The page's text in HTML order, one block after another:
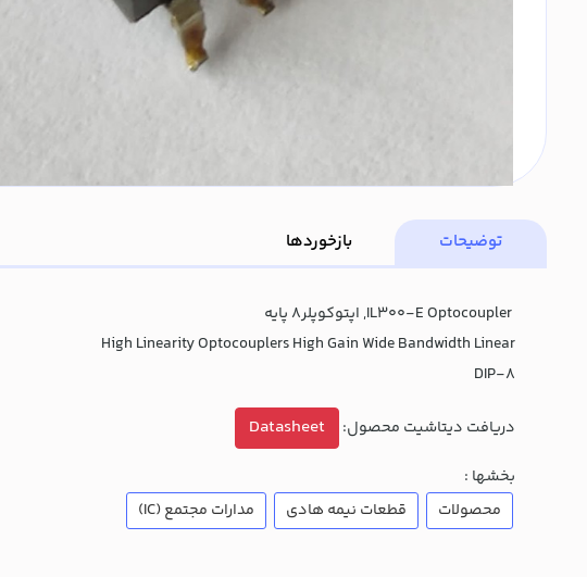
توضیحات بازخوردها
High Linearity Optocouplers High Gain Wide Bandwidth Linear
DIP-8
دریافت دیتاشیت محصول: Datasheet
بخشها :
محصولات
قطعات نیمه هادی مدارات مجتمع (IC)